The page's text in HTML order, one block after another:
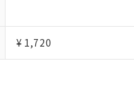
¥ 1,720